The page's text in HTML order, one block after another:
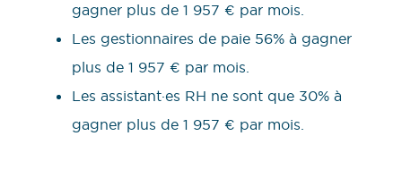
gagner plus de 1 957 € par mois.
Les gestionnaires de paie 56% à gagner
plus de 1 957 € par mois.
Les assistant·es RH ne sont que 30% à
gagner plus de 1 957 € par mois.